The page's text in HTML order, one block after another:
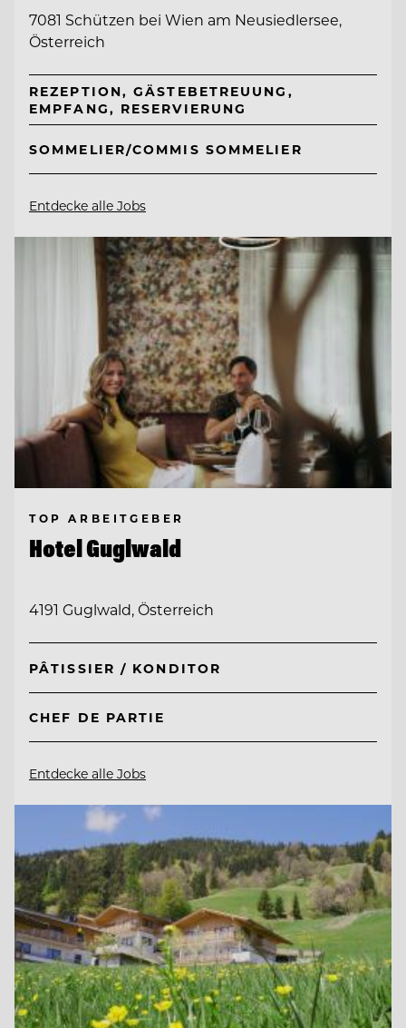
7081 Schützen bei Wien am Neusiedlersee,
Österreich
REZEPTION, GÄSTEBETREUUNG,
EMPFANG, RESERVIERUNG
SOMMELIER/COMMIS SOMMELIER
Entdecke alle Jobs
TOP ARBEITGEBER
Hotel Guglwald
4191 Guglwald, Österreich
PÂTISSIER / KONDITOR
CHEF DE PARTIE
Entdecke alle Jobs